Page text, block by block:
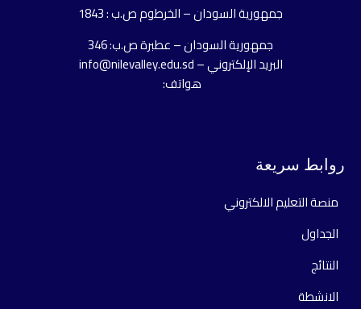
جمهورية السودان – الخرطوم ص.ب : 1843
جمهورية السودان – عطبرة ص.ب: 346
البريد الإلكتروني – info@nilevalley.edu.sd
هواتف:
روابط سريعة
منصة التعليم الالكتروني
الجداول
النتائج
الانشطة